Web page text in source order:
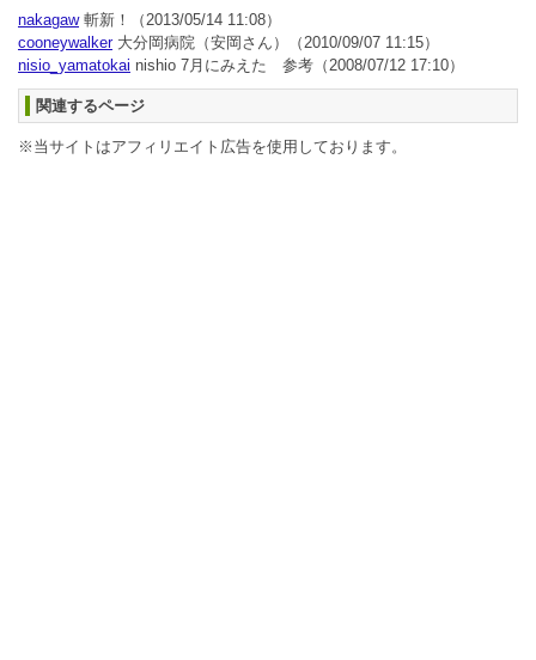
nakagaw斬新！
（2013/05/14 11:08）
cooneywalker大分岡病院（安岡さん）
（2010/09/07 11:15）
nisio_yamatokai nishio 7月にみえた 参考 （2008/07/12 17:10）
関連するページ
※当サイトはアフィリエイト広告を使用しております。